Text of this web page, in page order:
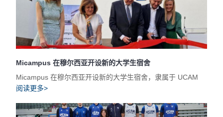
Micampus 在穆尔西亚开设新的大学生宿舍
Micampus 在穆尔西亚开设新的大学生宿舍，隶属于 UCAM
阅读更多>